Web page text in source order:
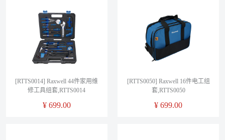
[RTTS0014] Raxwell 44件家用维
修工具组套,RTTS0014
¥ 699.00
[RTTS0050] Raxwell 16件电工组
套,RTTS0050
¥699.00